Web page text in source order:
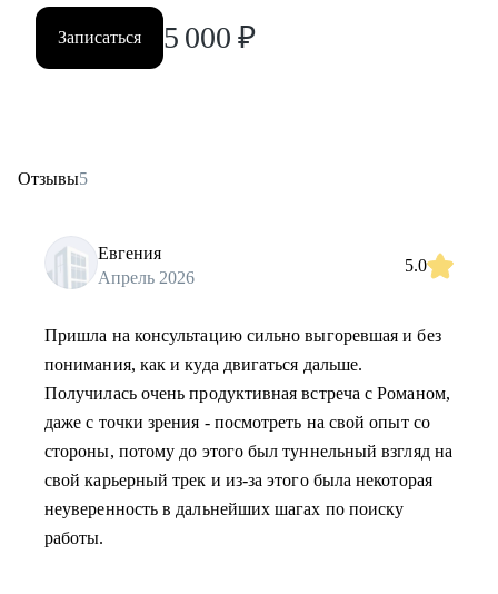
Записаться 5 000 ₽
Отзывы5
Евгения
Апрель 2026
5.0
Пришла на консультацию сильно выгоревшая и без
понимания, как и куда двигаться дальше.
Получилась очень продуктивная встреча с Романом,
даже с точки зрения - посмотреть на свой опыт со
стороны, потому до этого был туннельный взгляд на
свой карьерный трек и из-за этого была некоторая
неуверенность в дальнейших шагах по поиску
работы.